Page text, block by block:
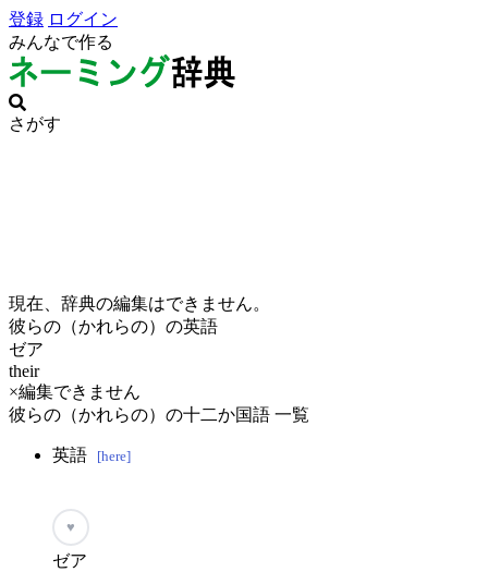
登録 ログイン
みんなで作る
さがす
現在、辞典の編集はできません。
彼らの（かれらの）の英語
ゼア
their
×編集できません
彼らの（かれらの）の十二か国語 一覧
英語 [here]
♥
ゼア